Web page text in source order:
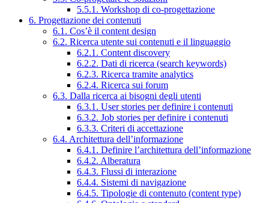
5.5.1. Workshop di co-progettazione
6. Progettazione dei contenuti
6.1. Cos’è il content design
6.2. Ricerca utente sui contenuti e il linguaggio
6.2.1. Content discovery
6.2.2. Dati di ricerca (search keywords)
6.2.3. Ricerca tramite analytics
6.2.4. Ricerca sui forum
6.3. Dalla ricerca ai bisogni degli utenti
6.3.1. User stories per definire i contenuti
6.3.2. Job stories per definire i contenuti
6.3.3. Criteri di accettazione
6.4. Architettura dell’informazione
6.4.1. Definire l’architettura dell’informazione
6.4.2. Alberatura
6.4.3. Flussi di interazione
6.4.4. Sistemi di navigazione
6.4.5. Tipologie di contenuto (content type)